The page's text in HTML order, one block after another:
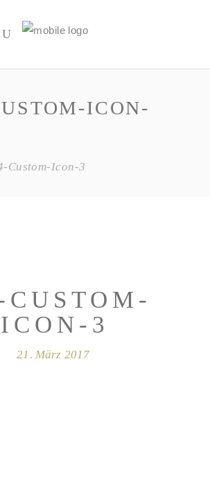
ICON-
Custom-Icon-3
CUSTOM-
ICON-3
21. März 2017